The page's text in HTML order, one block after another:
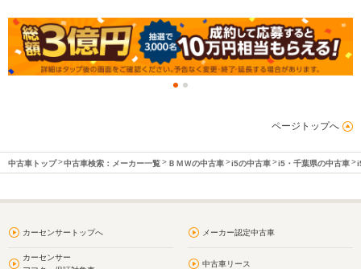
ページトップへ
中古車トップ 中古車検索：メーカー一覧 ＢＭＷの中古車 i5の中古車 i5・千葉県の中古車
カーセンサートップへ メーカー認定中古車
カーセンサー
中古車リース